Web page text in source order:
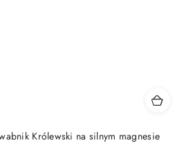
Królewski na silnym magnesie